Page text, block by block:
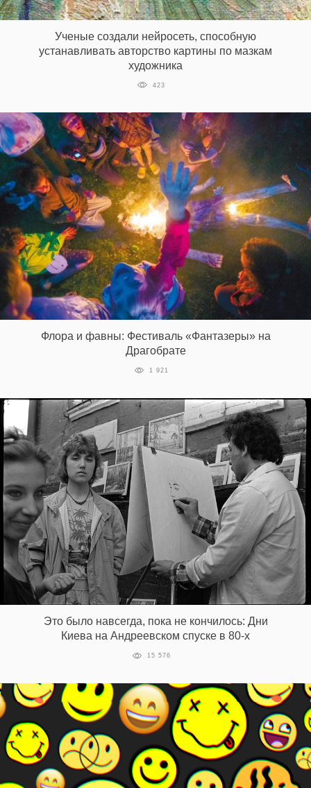
Ученые создали нейросеть, способную
устанавливать авторство картины по мазкам
художника
423
Флора и фавны: Фестиваль «Фантазеры» на
Драгобрате
1 921
Это было навсегда, пока не кончилось: Дни
Киева на Андреевском спуске в 80-х
15 576